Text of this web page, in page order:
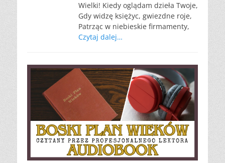
Wielki! Kiedy oglądam dzieła Twoje,
Gdy widzę księżyc, gwiezdne roje,
Patrząc w niebieskie firmamenty,
Czytaj dalej…